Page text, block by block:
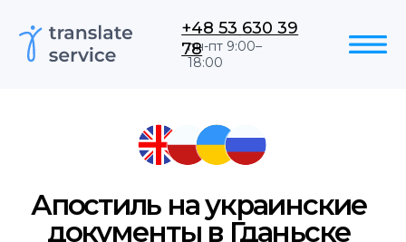
пн-пт 9:00–
+48 53 630 39
78
Апостиль на украинские
документы в Гданьске